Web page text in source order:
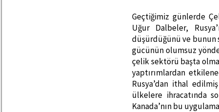
Geçtiğimiz günlerde
Uğur Dalbeler,
düşürdüğünü ve bunun
gücünün olumsuz
çelik sektörü başta
yaptırımlardan
Rusya’dan ithal
ülkelere ihracatında
Kanada’nın bu